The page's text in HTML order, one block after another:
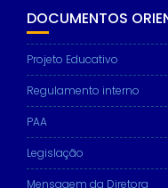
DOCUMENTOS
Projeto Educativo
Regulamento interno
PAA
Legislação
Mensagem da Diretora